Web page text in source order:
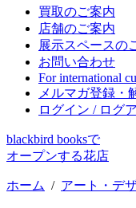
買取のご案内
店舗のご案内
展示スペースの
お問い合わせ
For international
メルマガ登録・
ログイン / ログ
blackbird booksで
オープンする花店
ホーム / アート・デ